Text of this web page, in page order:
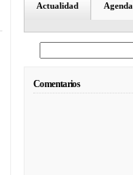
Actualidad Agenda
Comentarios